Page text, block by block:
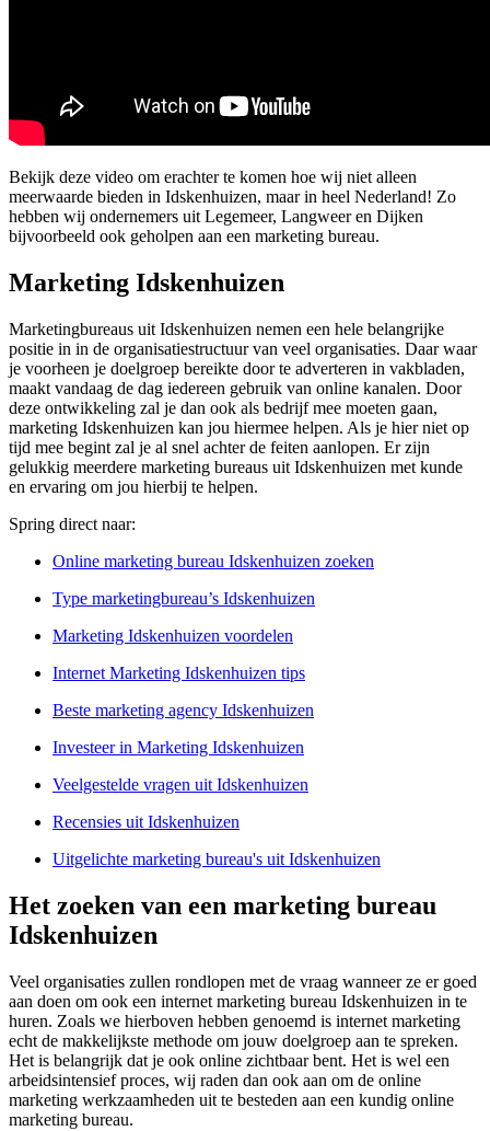
Bekijk deze video om erachter te komen hoe wij niet alleen
meerwaarde bieden in Idskenhuizen, maar in heel Nederland! Zo
hebben wij ondernemers uit Legemeer, Langweer en Dijken
bijvoorbeeld ook geholpen aan een marketing bureau.
Marketing Idskenhuizen
Marketingbureaus uit Idskenhuizen nemen een hele belangrijke
positie in in de organisatiestructuur van veel organisaties. Daar waar
je voorheen je doelgroep bereikte door te adverteren in vakbladen,
maakt vandaag de dag iedereen gebruik van online kanalen. Door
deze ontwikkeling zal je dan ook als bedrijf mee moeten gaan,
marketing Idskenhuizen kan jou hiermee helpen. Als je hier niet op
tijd mee begint zal je al snel achter de feiten aanlopen. Er zijn
gelukkig meerdere marketing bureaus uit Idskenhuizen met kunde
en ervaring om jou hierbij te helpen.
Spring direct naar:
Online marketing bureau Idskenhuizen zoeken
Type marketingbureau’s Idskenhuizen
Marketing Idskenhuizen voordelen
Internet Marketing Idskenhuizen tips
Beste marketing agency Idskenhuizen
Investeer in Marketing Idskenhuizen
Veelgestelde vragen uit Idskenhuizen
Recensies uit Idskenhuizen
Uitgelichte marketing bureau's uit Idskenhuizen
Het zoeken van een marketing bureau
Idskenhuizen
Veel organisaties zullen rondlopen met de vraag wanneer ze er goed
aan doen om ook een internet marketing bureau Idskenhuizen in te
huren. Zoals we hierboven hebben genoemd is internet marketing
echt de makkelijkste methode om jouw doelgroep aan te spreken.
Het is belangrijk dat je ook online zichtbaar bent. Het is wel een
arbeidsintensief proces, wij raden dan ook aan om de online
marketing werkzaamheden uit te besteden aan een kundig online
marketing bureau.